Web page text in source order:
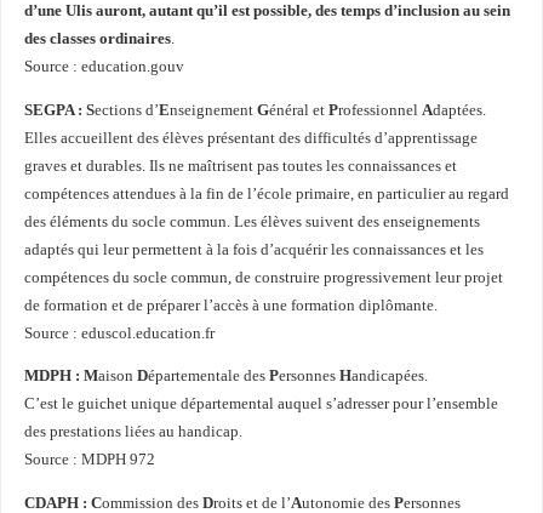
d’une Ulis auront, autant qu’il est possible, des temps d’inclusion au sein
des classes ordinaires.
Source : education.gouv
SEGPA : Sections d’Enseignement Général et Professionnel Adaptées.
Elles accueillent des élèves présentant des difficultés d’apprentissage
graves et durables. Ils ne maîtrisent pas toutes les connaissances et
compétences attendues à la fin de l’école primaire, en particulier au regard
des éléments du socle commun. Les élèves suivent des enseignements
adaptés qui leur permettent à la fois d’acquérir les connaissances et les
compétences du socle commun, de construire progressivement leur projet
de formation et de préparer l’accès à une formation diplômante.
Source : eduscol.education.fr
MDPH : Maison Départementale des Personnes Handicapées.
C’est le guichet unique départemental auquel s’adresser pour l’ensemble
des prestations liées au handicap.
Source : MDPH 972
CDAPH : Commission des Droits et de l’Autonomie des Personnes